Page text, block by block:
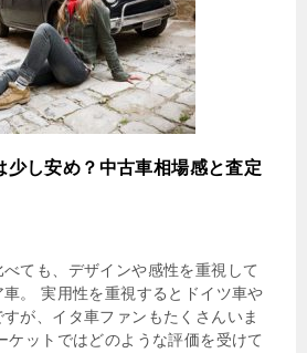
少し安め？中古車相場感と査定
ても、デザインや感性を重視して
。 実用性を重視するとドイツ車や
が、イタ車ファンもたくさんいま
ケットではどのような評価を受けて